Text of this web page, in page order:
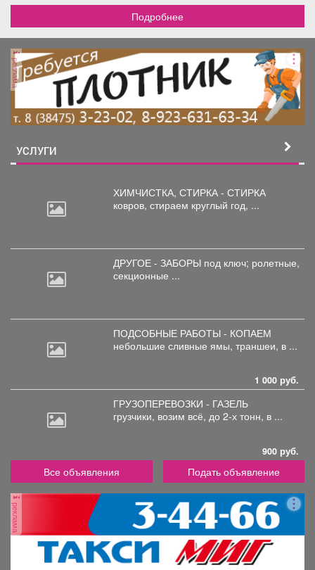
Подробнее
реклама
УСЛУГИ
ХИМЧИСТКА, СТИРКА - СТИРКА
ковров, стираем круглый год, ...
ДРУГОЕ - ЗАБОРЫ под ключ; ролетные,
секционные ...
ПОДСОБНЫЕ РАБОТЫ - КОПАЕМ
небольшие сливные ямы, траншеи, в ...
1 000 руб.
ГРУЗОПЕРЕВОЗКИ - ГАЗЕЛЬ
грузчики, возим всё, до 2-х тонн, в ...
900 руб.
Все объявления Подать объявление
реклама